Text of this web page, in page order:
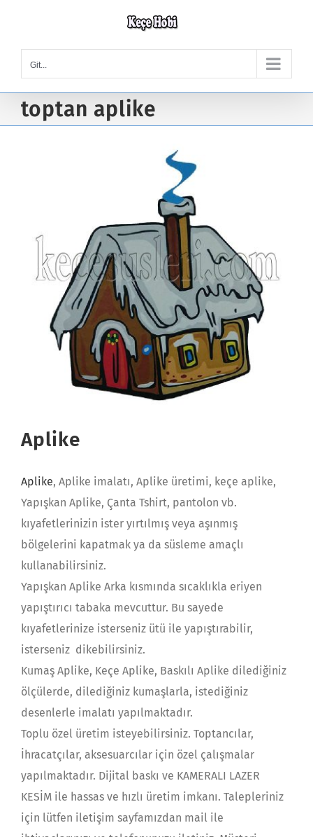
content
Git...
toptan aplike
Aplike
Aplike, Aplike imalatı, Aplike üretimi, keçe aplike,
Yapışkan Aplike, Çanta Tshirt, pantolon vb.
kıyafetlerinizin ister yırtılmış veya aşınmış
bölgelerini kapatmak ya da süsleme amaçlı
kullanabilirsiniz.
Yapışkan Aplike Arka kısmında sıcaklıkla eriyen
yapıştırıcı tabaka mevcuttur. Bu sayede
kıyafetlerinize isterseniz ütü ile yapıştırabilir,
isterseniz dikebilirsiniz.
Kumaş Aplike, Keçe Aplike, Baskılı Aplike dilediğiniz
ölçülerde, dilediğiniz kumaşlarla, istediğiniz
desenlerle imalatı yapılmaktadır.
Toplu özel üretim isteyebilirsiniz. Toptancılar,
İhracatçılar, aksesuarcılar için özel çalışmalar
yapılmaktadır. Dijital baskı ve KAMERALI LAZER
KESİM ile hassas ve hızlı üretim imkanı. Talepleriniz
için lütfen iletişim sayfamızdan mail ile